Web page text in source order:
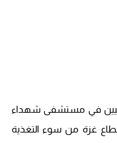
في مستشفى شهداء
غزة من سوء التغذية